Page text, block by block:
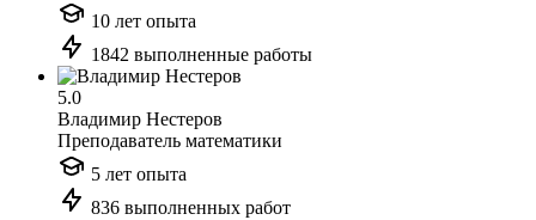
10 лет опыта
1842 выполненные работы
5.0
Владимир Нестеров
Преподаватель математики
5 лет опыта
836 выполненных работ